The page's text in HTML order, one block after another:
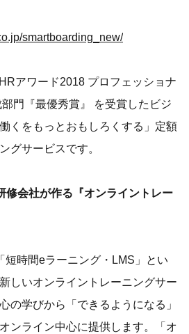
smartboarding_new/
アワード2018 プロフェッショナ
門『最優秀賞』 を受賞したビジ
くをもっとおもしろくする」定額
グサービスです。
修会社が作る『オンライントレー
短時間eラーニング・LMS」とい
しいオンライントレーニングサー
の学びから「できるようになる」
ンライン中心に提供します。「オ